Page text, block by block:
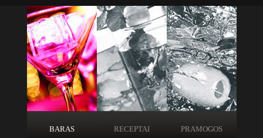
BARAS RECEPTAI PRAMOGOS